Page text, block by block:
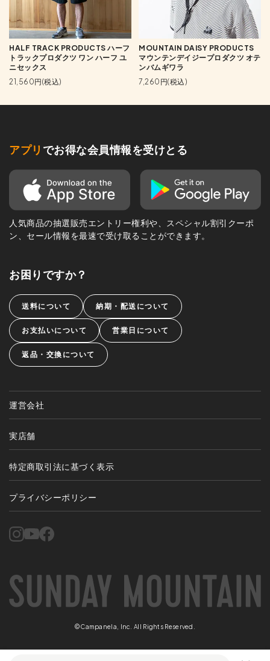
HALF TRACK PRODUCTS ハーフ
トラックプロダクツ ワン ハーフ ユ
ニセックス
21,560円(税込)
MOUNTAIN DAISY PRODUCTS
マウンテンデイジープロダクツ オテ
ンバムギワラ
7,260円(税込)
アプリ でお得な会員情報を受けとる
人気商品の抽選販売エントリー権利や、スペシャル割引クーポ
ン、セール情報を最速で受け取ることができます。
お困りですか？
送料について 納期・配送について
お支払いについて 営業日について
返品・交換について
運営会社
実店舗
特定商取引法に基づく表示
プライバシーポリシー
©Campanela, Inc. All Rights Reserved.